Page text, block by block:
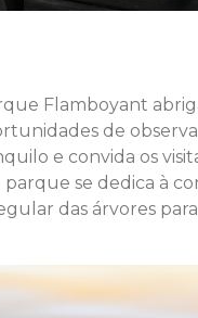
Flamboyant
de
e convida os
se dedica à
das árvores